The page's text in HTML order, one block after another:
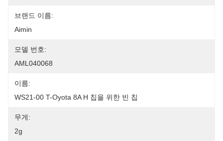
브랜드 이름:
Aimin
모델 번호:
AML040068
이름:
WS21-00 T-Oyota 8A H 칩을 위한 빈 칩
무게:
2g